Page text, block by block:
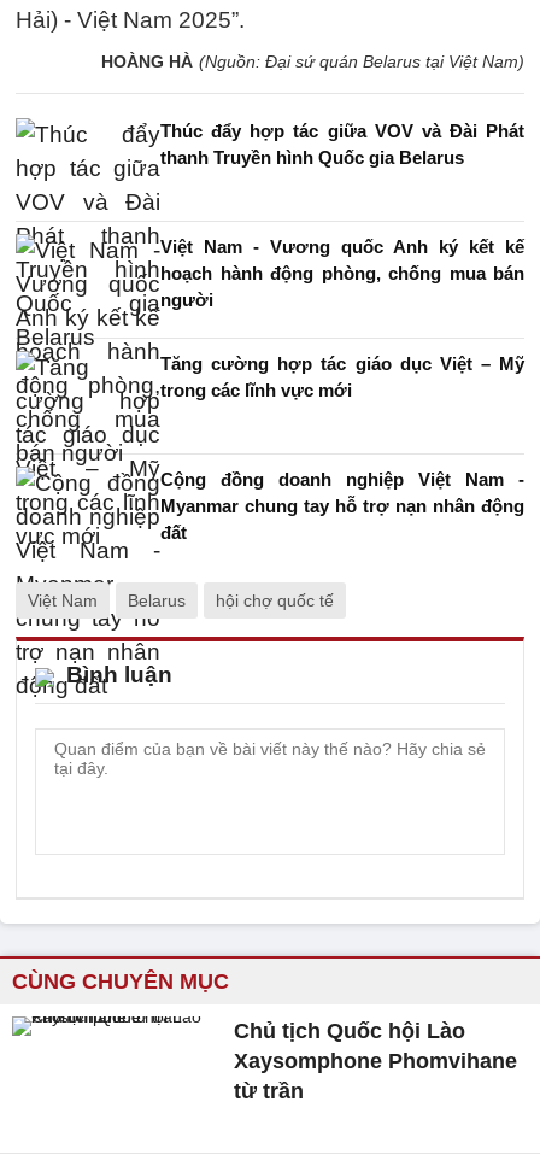
Hải) - Việt Nam 2025”.
HOÀNG HÀ (Nguồn: Đại sứ quán Belarus tại Việt Nam)
Thúc đẩy hợp tác giữa VOV và Đài Phát
thanh Truyền hình Quốc gia Belarus
Việt Nam - Vương quốc Anh ký kết kế
hoạch hành động phòng, chống mua bán
người
Tăng cường hợp tác giáo dục Việt – Mỹ
trong các lĩnh vực mới
Cộng đồng doanh nghiệp Việt Nam -
Myanmar chung tay hỗ trợ nạn nhân động
đất
Việt Nam Belarus hội chợ quốc tế
Bình luận
CÙNG CHUYÊN MỤC
Chủ tịch Quốc hội Lào
Xaysomphone Phomvihane
từ trần